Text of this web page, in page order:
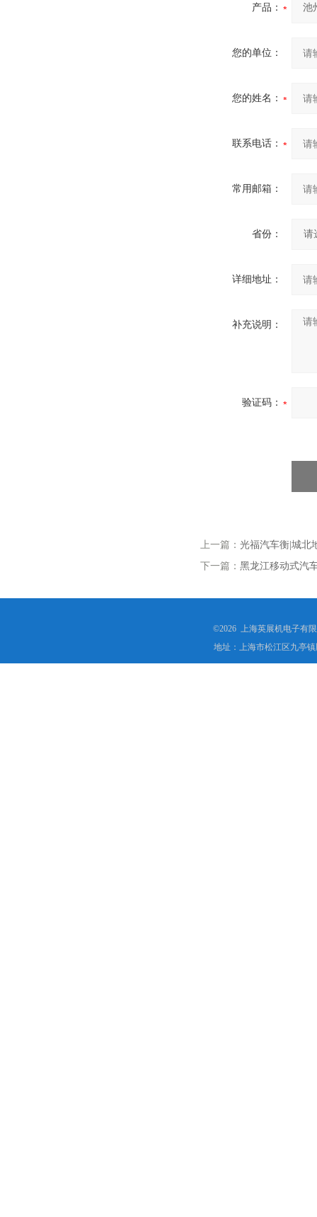
产品：
您的单位：
您的姓名：
联系电话：
常用邮箱：
省份：
详细地址：
补充说明：
验证码：
上一篇： 光福汽车衡|城北
下一篇： 黑龙江移动式汽
©2026 上海英展机电子有
地址：上海市松江区九亭镇